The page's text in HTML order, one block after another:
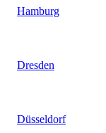
Hamburg
Dresden
Düsseldorf